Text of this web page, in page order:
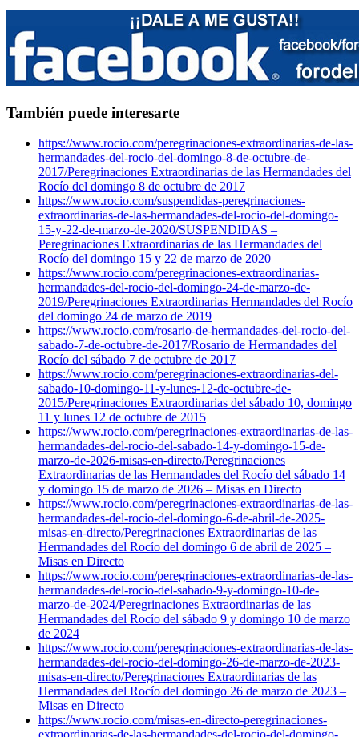
También puede interesarte
https://www.rocio.com/peregrinaciones-extraordinarias-de-las-
hermandades-del-rocio-del-domingo-8-de-octubre-de-
2017/Peregrinaciones Extraordinarias de las Hermandades del
Rocío del domingo 8 de octubre de 2017
https://www.rocio.com/suspendidas-peregrinaciones-
extraordinarias-de-las-hermandades-del-rocio-del-domingo-
15-y-22-de-marzo-de-2020/SUSPENDIDAS –
Peregrinaciones Extraordinarias de las Hermandades del
Rocío del domingo 15 y 22 de marzo de 2020
https://www.rocio.com/peregrinaciones-extraordinarias-
hermandades-del-rocio-del-domingo-24-de-marzo-de-
2019/Peregrinaciones Extraordinarias Hermandades del Rocío
del domingo 24 de marzo de 2019
https://www.rocio.com/rosario-de-hermandades-del-rocio-del-
sabado-7-de-octubre-de-2017/Rosario de Hermandades del
Rocío del sábado 7 de octubre de 2017
https://www.rocio.com/peregrinaciones-extraordinarias-del-
sabado-10-domingo-11-y-lunes-12-de-octubre-de-
2015/Peregrinaciones Extraordinarias del sábado 10, domingo
11 y lunes 12 de octubre de 2015
https://www.rocio.com/peregrinaciones-extraordinarias-de-las-
hermandades-del-rocio-del-sabado-14-y-domingo-15-de-
marzo-de-2026-misas-en-directo/Peregrinaciones
Extraordinarias de las Hermandades del Rocío del sábado 14
y domingo 15 de marzo de 2026 – Misas en Directo
https://www.rocio.com/peregrinaciones-extraordinarias-de-las-
hermandades-del-rocio-del-domingo-6-de-abril-de-2025-
misas-en-directo/Peregrinaciones Extraordinarias de las
Hermandades del Rocío del domingo 6 de abril de 2025 –
Misas en Directo
https://www.rocio.com/peregrinaciones-extraordinarias-de-las-
hermandades-del-rocio-del-sabado-9-y-domingo-10-de-
marzo-de-2024/Peregrinaciones Extraordinarias de las
Hermandades del Rocío del sábado 9 y domingo 10 de marzo
de 2024
https://www.rocio.com/peregrinaciones-extraordinarias-de-las-
hermandades-del-rocio-del-domingo-26-de-marzo-de-2023-
misas-en-directo/Peregrinaciones Extraordinarias de las
Hermandades del Rocío del domingo 26 de marzo de 2023 –
Misas en Directo
https://www.rocio.com/misas-en-directo-peregrinaciones-